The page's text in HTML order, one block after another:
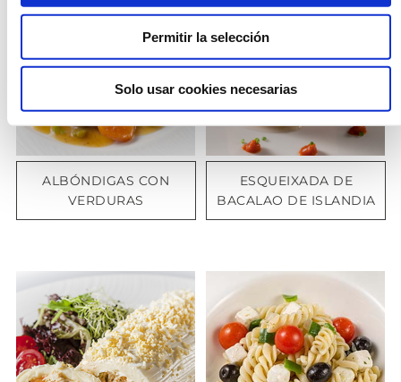
Permitir la selección
Solo usar cookies necesarias
ALBÓNDIGAS CON
VERDURAS
ESQUEIXADA DE
BACALAO DE ISLANDIA